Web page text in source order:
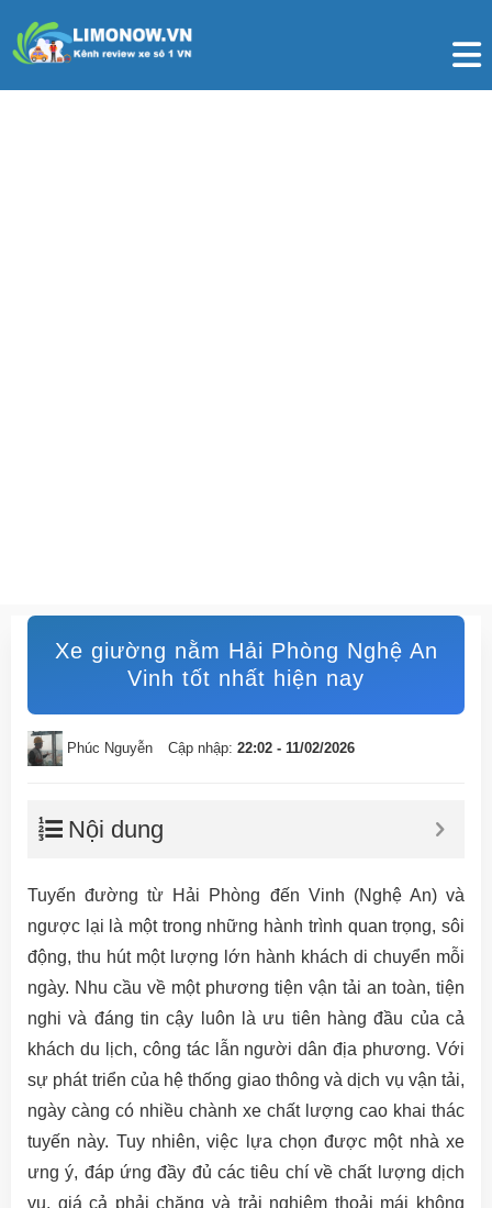
Xe giường nằm Hải Phòng Nghệ An
Vinh tốt nhất hiện nay
Phúc Nguyễn Cập nhập: 22:02 - 11/02/2026
Nội dung
Tuyến đường từ Hải Phòng đến Vinh (Nghệ An) và
ngược lại là một trong những hành trình quan trọng, sôi
động, thu hút một lượng lớn hành khách di chuyển mỗi
ngày. Nhu cầu về một phương tiện vận tải an toàn, tiện
nghi và đáng tin cậy luôn là ưu tiên hàng đầu của cả
khách du lịch, công tác lẫn người dân địa phương. Với
sự phát triển của hệ thống giao thông và dịch vụ vận tải,
ngày càng có nhiều chành xe chất lượng cao khai thác
tuyến này. Tuy nhiên, việc lựa chọn được một nhà xe
ưng ý, đáp ứng đầy đủ các tiêu chí về chất lượng dịch
vụ, giá cả phải chăng và trải nghiệm thoải mái không